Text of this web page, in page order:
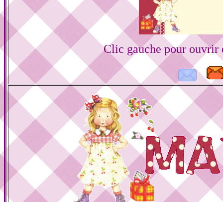
Clic gauche pour ouvrir